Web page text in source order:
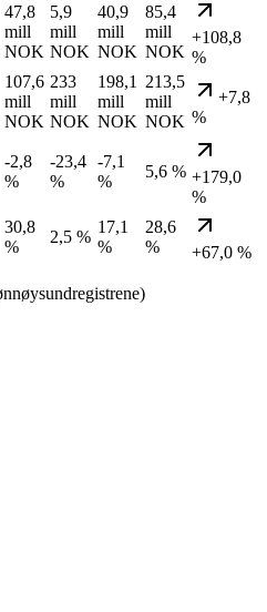
47,8
mill
NOK
5,9
mill
NOK
40,9
mill
NOK
85,4
mill
NOK
+108,8
%
107,6
mill
NOK
233
mill
NOK
198,1
mill
NOK
213,5
mill
NOK
+7,8
%
-2,8
%
-23,4
%
-7,1
%
5,6 % +179,0
%
30,8
%
2,5 %
17,1
%
28,6
%
+67,0 %